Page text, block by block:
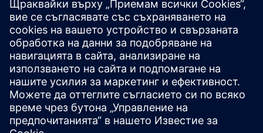
Допълнителна информация и
ресурси
ESG флаер за изградена среда
Научете повече
Предпоставки
нито един